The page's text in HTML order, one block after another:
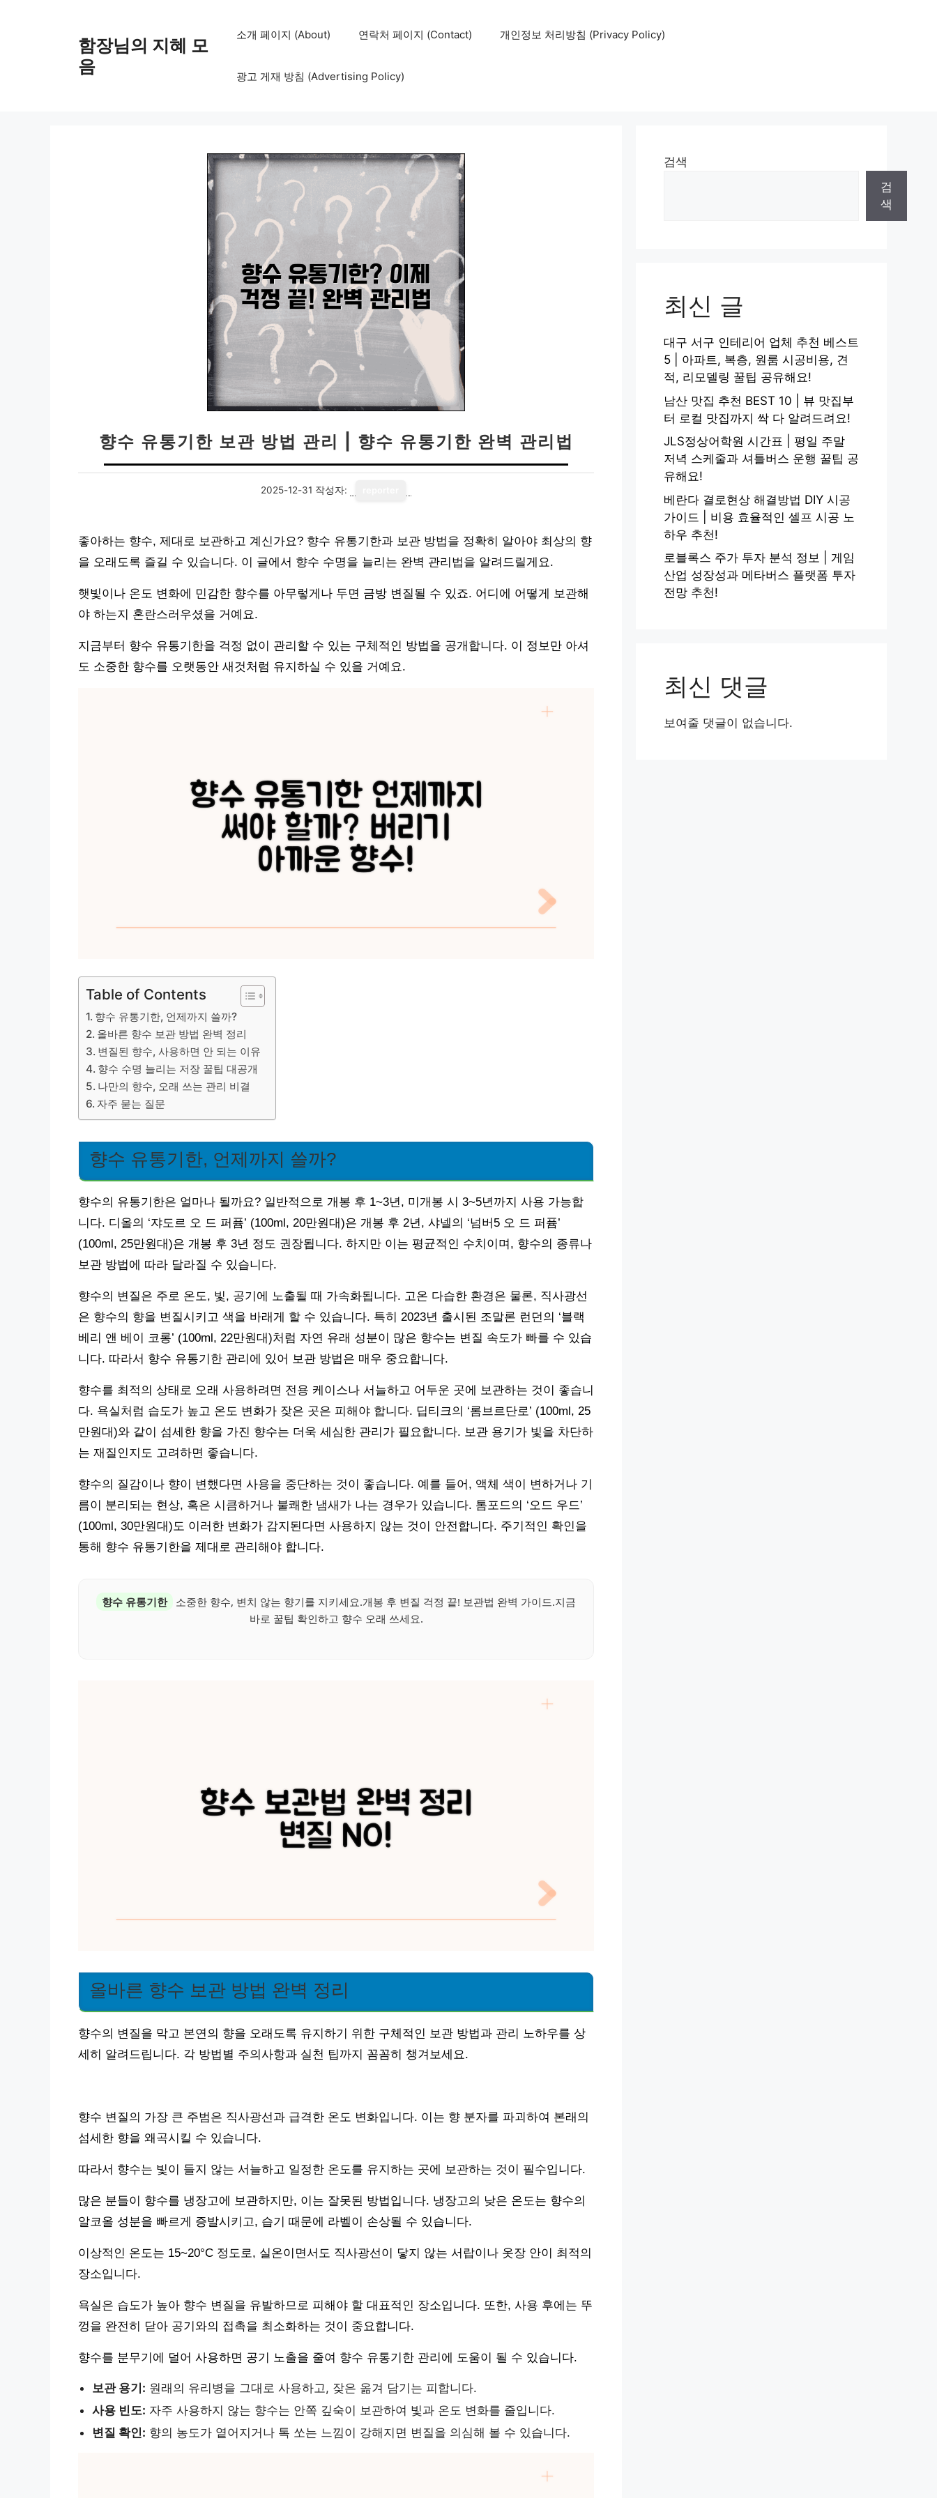
함장님의 지혜 모
음
소개 페이지 (About) 연락처 페이지 (Contact) 개인정보 처리방침 (Privacy Policy)
광고 게재 방침 (Advertising Policy)
향수 유통기한 보관 방법 관리 | 향수 유통기한 완벽 관리법
2025-12-31 작성자:
좋아하는 향수, 제대로 보관하고 계신가요? 향수 유통기한과 보관 방법을 정확히 알아야 최상의 향
을 오래도록 즐길 수 있습니다. 이 글에서 향수 수명을 늘리는 완벽 관리법을 알려드릴게요.
햇빛이나 온도 변화에 민감한 향수를 아무렇게나 두면 금방 변질될 수 있죠. 어디에 어떻게 보관해
야 하는지 혼란스러우셨을 거예요.
지금부터 향수 유통기한을 걱정 없이 관리할 수 있는 구체적인 방법을 공개합니다. 이 정보만 아셔
도 소중한 향수를 오랫동안 새것처럼 유지하실 수 있을 거예요.
Table of Contents
향수 유통기한, 언제까지 쓸까?
올바른 향수 보관 방법 완벽 정리
변질된 향수, 사용하면 안 되는 이유
향수 수명 늘리는 저장 꿀팁 대공개
나만의 향수, 오래 쓰는 관리 비결
자주 묻는 질문
향수 유통기한, 언제까지 쓸까?
향수의 유통기한은 얼마나 될까요? 일반적으로 개봉 후 1~3년, 미개봉 시 3~5년까지 사용 가능합
니다. 디올의 ‘쟈도르 오 드 퍼퓸’ (100ml, 20만원대)은 개봉 후 2년, 샤넬의 ‘넘버5 오 드 퍼퓸’
(100ml, 25만원대)은 개봉 후 3년 정도 권장됩니다. 하지만 이는 평균적인 수치이며, 향수의 종류나
보관 방법에 따라 달라질 수 있습니다.
향수의 변질은 주로 온도, 빛, 공기에 노출될 때 가속화됩니다. 고온 다습한 환경은 물론, 직사광선
은 향수의 향을 변질시키고 색을 바래게 할 수 있습니다. 특히 2023년 출시된 조말론 런던의 ‘블랙
베리 앤 베이 코롱’ (100ml, 22만원대)처럼 자연 유래 성분이 많은 향수는 변질 속도가 빠를 수 있습
니다. 따라서 향수 유통기한 관리에 있어 보관 방법은 매우 중요합니다.
향수를 최적의 상태로 오래 사용하려면 전용 케이스나 서늘하고 어두운 곳에 보관하는 것이 좋습니
다. 욕실처럼 습도가 높고 온도 변화가 잦은 곳은 피해야 합니다. 딥티크의 ‘롬브르단로’ (100ml, 25
만원대)와 같이 섬세한 향을 가진 향수는 더욱 세심한 관리가 필요합니다. 보관 용기가 빛을 차단하
는 재질인지도 고려하면 좋습니다.
향수의 질감이나 향이 변했다면 사용을 중단하는 것이 좋습니다. 예를 들어, 액체 색이 변하거나 기
름이 분리되는 현상, 혹은 시큼하거나 불쾌한 냄새가 나는 경우가 있습니다. 톰포드의 ‘오드 우드’
(100ml, 30만원대)도 이러한 변화가 감지된다면 사용하지 않는 것이 안전합니다. 주기적인 확인을
통해 향수 유통기한을 제대로 관리해야 합니다.
향수 유통기한
소중한 향수, 변치 않는 향기를 지키세요.개봉 후 변질 걱정 끝! 보관법 완벽 가이드.지금
바로 꿀팁 확인하고 향수 오래 쓰세요.
올바른 향수 보관 방법 완벽 정리
향수의 변질을 막고 본연의 향을 오래도록 유지하기 위한 구체적인 보관 방법과 관리 노하우를 상
세히 알려드립니다. 각 방법별 주의사항과 실천 팁까지 꼼꼼히 챙겨보세요.
향수 변질의 가장 큰 주범은 직사광선과 급격한 온도 변화입니다. 이는 향 분자를 파괴하여 본래의
섬세한 향을 왜곡시킬 수 있습니다.
따라서 향수는 빛이 들지 않는 서늘하고 일정한 온도를 유지하는 곳에 보관하는 것이 필수입니다.
많은 분들이 향수를 냉장고에 보관하지만, 이는 잘못된 방법입니다. 냉장고의 낮은 온도는 향수의
알코올 성분을 빠르게 증발시키고, 습기 때문에 라벨이 손상될 수 있습니다.
이상적인 온도는 15~20°C 정도로, 실온이면서도 직사광선이 닿지 않는 서랍이나 옷장 안이 최적의
장소입니다.
욕실은 습도가 높아 향수 변질을 유발하므로 피해야 할 대표적인 장소입니다. 또한, 사용 후에는 뚜
껑을 완전히 닫아 공기와의 접촉을 최소화하는 것이 중요합니다.
향수를 분무기에 덜어 사용하면 공기 노출을 줄여 향수 유통기한 관리에 도움이 될 수 있습니다.
보관 용기: 원래의 유리병을 그대로 사용하고, 잦은 옮겨 담기는 피합니다.
사용 빈도: 자주 사용하지 않는 향수는 안쪽 깊숙이 보관하여 빛과 온도 변화를 줄입니다.
변질 확인: 향의 농도가 옅어지거나 톡 쏘는 느낌이 강해지면 변질을 의심해 볼 수 있습니다.
검색
검
색
최신 글
대구 서구 인테리어 업체 추천 베스트
5 | 아파트, 복층, 원룸 시공비용, 견
적, 리모델링 꿀팁 공유해요!
남산 맛집 추천 BEST 10 | 뷰 맛집부
터 로컬 맛집까지 싹 다 알려드려요!
JLS정상어학원 시간표 | 평일 주말
저녁 스케줄과 셔틀버스 운행 꿀팁 공
유해요!
베란다 결로현상 해결방법 DIY 시공
가이드 | 비용 효율적인 셀프 시공 노
하우 추천!
로블록스 주가 투자 분석 정보 | 게임
산업 성장성과 메타버스 플랫폼 투자
전망 추천!
최신 댓글
보여줄 댓글이 없습니다.